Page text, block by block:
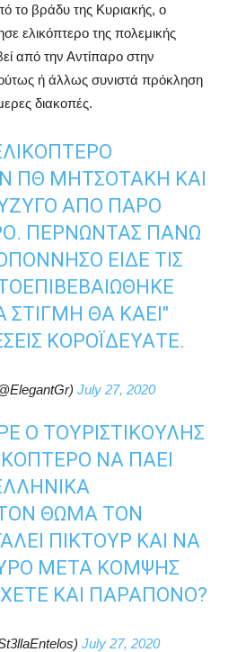
βράδυ της Κυριακής, ο
ελικόπτερο της πολεμικής
από την Αντίπαρο στην
ή άλλως συνιστά πρόκληση
διακοπές.
ΠΘ ΜΗΤΣΟΤΑΚΗ ΚΑΙ
ΑΠΌ ΠΆΡΟ
ΠΕΡΝΏΝΤΑΣ ΠΆΝΩ
ΕΙΔΕ ΤΙΣ
ΣΤΙΓΜΉ ΘΑ ΚΑΕΊ"
ΚΟΡΟΪΔΕΎΑΤΕ.
July 27, 2020
Ο ΤΟΥΡΙΣΤΙΚΟΥΛΗΣ
ΝΑ ΠΑΕΙ
ΘΩΜΑ ΤΟΝ
ΠΙΚΤΟΥΡ ΚΑΙ ΝΑ
ΜΕΤΑ ΚΟΜΨΗΣ
ΚΑΙ ΠΑΡΑΠΟΝΟ?
July 27, 2020